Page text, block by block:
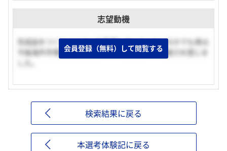
志望動機
完成品をつくるメーカーを希望していました。なかでも車は
今後海外市場に積極展開していく業界なので、魅力を感じま
会員登録（無料）して閲覧する
検索結果に戻る
本選考体験記に戻る